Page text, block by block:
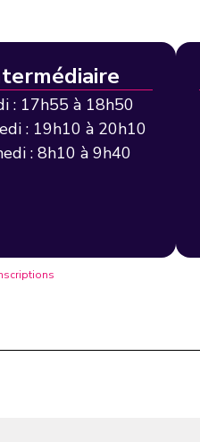
: 17h55 à 18h50
: 19h10 à 20h10
: 8h10 à 9h40